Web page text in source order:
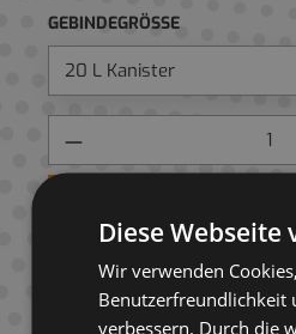
GEBINDEGRÖSSE
Diese Webseite
Wir verwenden
Benutzerfreundlichkeit
verbessern. Durch die